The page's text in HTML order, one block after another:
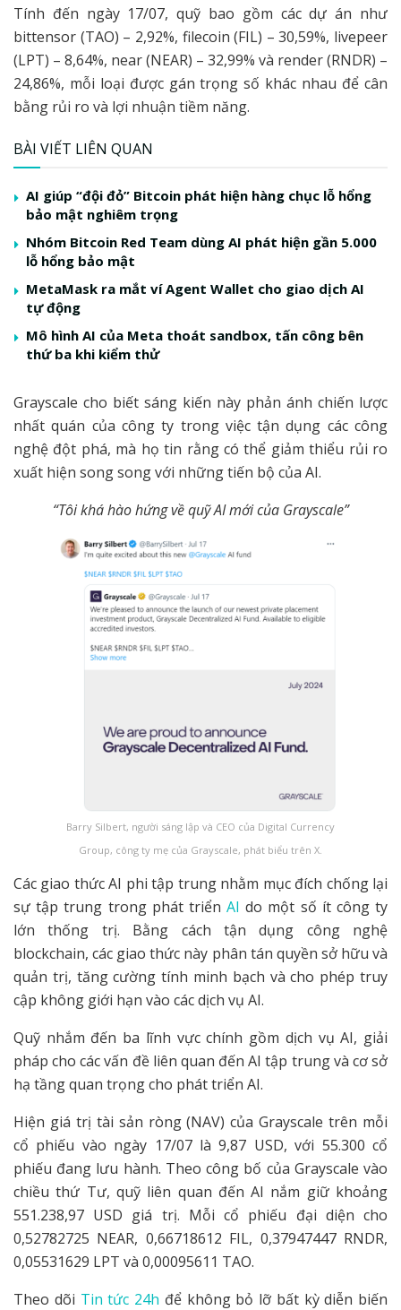
Tính đến ngày 17/07, quỹ bao gồm các dự án như
bittensor (TAO) – 2,92%, filecoin (FIL) – 30,59%, livepeer
(LPT) – 8,64%, near (NEAR) – 32,99% và render (RNDR) –
24,86%, mỗi loại được gán trọng số khác nhau để cân
bằng rủi ro và lợi nhuận tiềm năng.
BÀI VIẾT LIÊN QUAN
AI giúp “đội đỏ” Bitcoin phát hiện hàng chục lỗ hổng
bảo mật nghiêm trọng
Nhóm Bitcoin Red Team dùng AI phát hiện gần 5.000
lỗ hổng bảo mật
MetaMask ra mắt ví Agent Wallet cho giao dịch AI
tự động
Mô hình AI của Meta thoát sandbox, tấn công bên
thứ ba khi kiểm thử
Grayscale cho biết sáng kiến ​​này phản ánh chiến lược
nhất quán của công ty trong việc tận dụng các công
nghệ đột phá, mà họ tin rằng có thể giảm thiểu rủi ro
xuất hiện song song với những tiến bộ của AI.
“Tôi khá hào hứng về quỹ AI mới của Grayscale”
Barry Silbert, người sáng lập và CEO của Digital Currency
Group, công ty mẹ của Grayscale, phát biểu trên X.
Các giao thức AI phi tập trung nhằm mục đích chống lại
sự tập trung trong phát triển AI do một số ít công ty
lớn thống trị. Bằng cách tận dụng công nghệ
blockchain, các giao thức này phân tán quyền sở hữu và
quản trị, tăng cường tính minh bạch và cho phép truy
cập không giới hạn vào các dịch vụ AI.
Quỹ nhắm đến ba lĩnh vực chính gồm dịch vụ AI, giải
pháp cho các vấn đề liên quan đến AI tập trung và cơ sở
hạ tầng quan trọng cho phát triển AI.
Hiện giá trị tài sản ròng (NAV) của Grayscale trên mỗi
cổ phiếu vào ngày 17/07 là 9,87 USD, với 55.300 cổ
phiếu đang lưu hành. Theo công bố của Grayscale vào
chiều thứ Tư, quỹ liên quan đến AI nắm giữ khoảng
551.238,97 USD giá trị. Mỗi cổ phiếu đại diện cho
0,52782725 NEAR, 0,66718612 FIL, 0,37947447 RNDR,
0,05531629 LPT và 0,00095611 TAO.
Theo dõi Tin tức 24h để không bỏ lỡ bất kỳ diễn biến